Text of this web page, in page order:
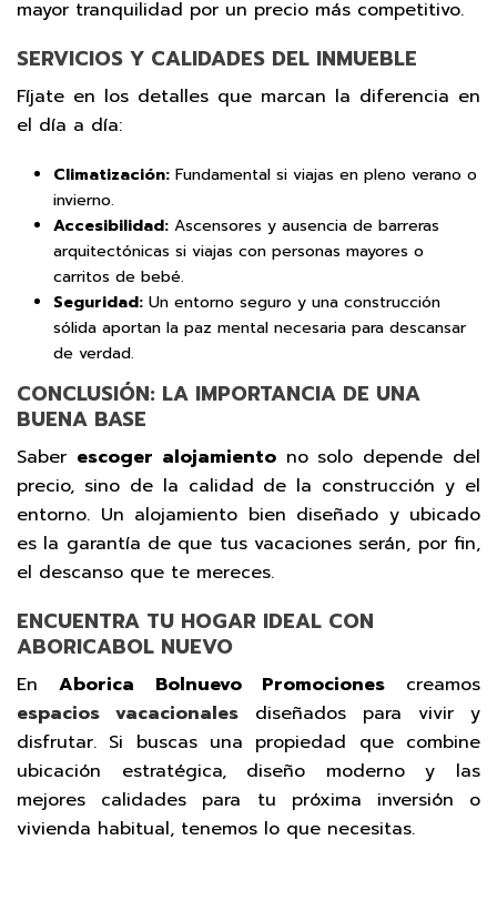
mayor tranquilidad por un precio más competitivo.
SERVICIOS Y CALIDADES DEL INMUEBLE
Fíjate en los detalles que marcan la diferencia en
el día a día:
Climatización:Fundamental si viajas en pleno verano o
invierno.
Accesibilidad:Ascensores y ausencia de barreras
arquitectónicas si viajas con personas mayores o
carritos de bebé.
Seguridad:Un entorno seguro y una construcción
sólida aportan la paz mental necesaria para descansar
de verdad.
CONCLUSIÓN: LA IMPORTANCIA DE UNA
BUENA BASE
Saber escoger alojamientono solo depende del
precio, sino de la calidad de la construcción y el
entorno. Un alojamiento bien diseñado y ubicado
es la garantía de que tus vacaciones serán, por fin,
el descanso que te mereces.
ENCUENTRA TU HOGAR IDEAL CON
ABORICABOL NUEVO
EnAborica Bolnuevo Promocionescreamos
espacios vacacionales diseñados para vivir y
disfrutar. Si buscas una propiedad que combine
ubicación estratégica, diseño moderno y las
mejores calidades para tu próxima inversión o
vivienda habitual, tenemos lo que necesitas.